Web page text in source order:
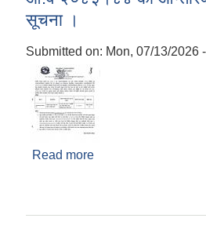
सूचना ।
Submitted on: Mon, 07/13/2026
Read more